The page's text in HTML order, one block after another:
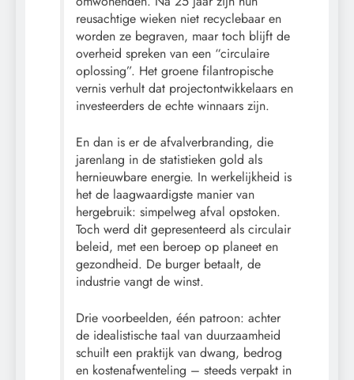
reusachtige wieken niet recyclebaar en
worden ze begraven, maar toch blijft de
overheid spreken van een “circulaire
oplossing”. Het groene filantropische
vernis verhult dat projectontwikkelaars en
investeerders de echte winnaars zijn.
En dan is er de afvalverbranding, die
jarenlang in de statistieken gold als
hernieuwbare energie. In werkelijkheid is
het de laagwaardigste manier van
hergebruik: simpelweg afval opstoken.
Toch werd dit gepresenteerd als circulair
beleid, met een beroep op planeet en
gezondheid. De burger betaalt, de
industrie vangt de winst.
Drie voorbeelden, één patroon: achter
de idealistische taal van duurzaamheid
schuilt een praktijk van dwang, bedrog
en kostenafwenteling – steeds verpakt in